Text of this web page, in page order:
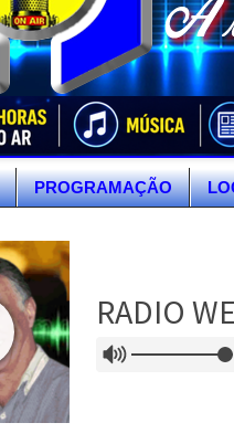
PROGRAMAÇÃO